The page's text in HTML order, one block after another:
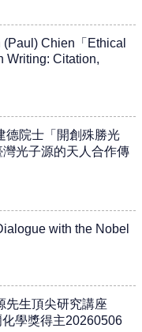
(Paul) Chien「Ethical
Writing: Citation,
德院士「開創殊勝光
光子源的天人合作傳
with the Nobel
先生頂尖研究講座
學獎得主20260506